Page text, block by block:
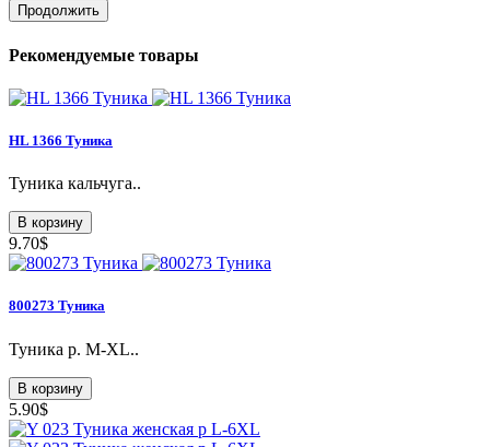
Продолжить
Рекомендуемые товары
HL 1366 Туника
Туника кальчуга..
В корзину
9.70$
800273 Туника
Туника p. M-XL..
В корзину
5.90$